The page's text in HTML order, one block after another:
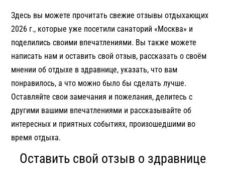
Здесь вы можете прочитать свежие отзывы отдыхающих
2026 г., которые уже посетили санаторий «Москва» и
поделились своими впечатлениями. Вы также можете
написать нам и оставить свой отзыв, рассказать о своём
мнении об отдыхе в здравнице, указать, что вам
понравилось, а что можно было бы сделать лучше.
Оставляйте свои замечания и пожелания, делитесь с
другими вашими впечатлениями и рассказывайте об
интересных и приятных событиях, произошедшими во
время отдыха.
Оставить свой отзыв о здравнице